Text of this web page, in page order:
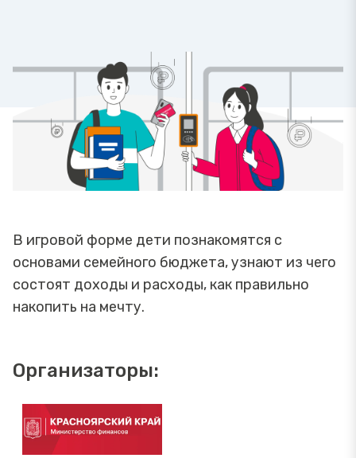
В игровой форме дети познакомятся с
основами семейного бюджета, узнают из чего
состоят доходы и расходы, как правильно
накопить на мечту.
Организаторы: